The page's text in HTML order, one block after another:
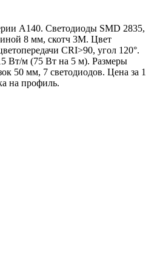
A140. Светодиоды SMD 2835,
8 мм, скотч 3M. Цвет
CRI>90, угол 120°.
Вт/м (75 Вт на 5 м). Размеры
50 мм, 7 светодиодов. Цена за 1
на профиль.